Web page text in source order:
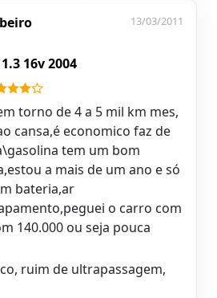
13/03/2011
16v 2004
torno de 4 a 5 mil km mes,
cansa,é economico faz de
tem um bom
a mais de um ano e só
bateria,ar
o carro com
140.000 ou seja pouca
ruim de ultrapassagem,